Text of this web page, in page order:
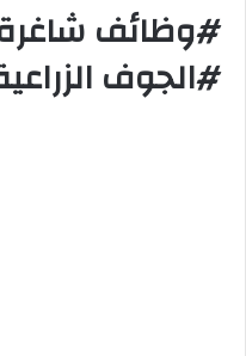
#وظائف
#الجوف